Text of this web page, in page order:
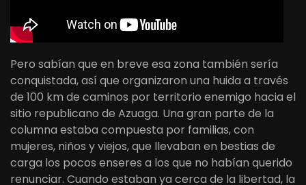
Pero sabían que en breve esa zona también sería
conquistada, así que organizaron una huida a través
de 100 km de caminos por territorio enemigo hacia el
sitio republicano de Azuaga. Una gran parte de la
columna estaba compuesta por familias, con
mujeres, niños y viejos, que llevaban en bestias de
carga los pocos enseres a los que no habían querido
renunciar. Cuando estaban ya cerca de la libertad, la